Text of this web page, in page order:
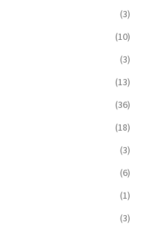
(3)
(10)
(3)
(13)
(36)
(18)
(3)
(6)
(1)
(3)